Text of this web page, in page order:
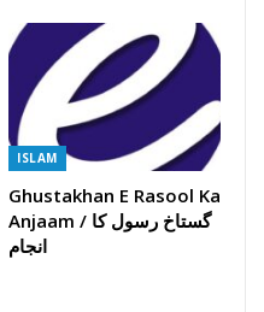
ISLAM
Ghustakhan E Rasool Ka
Anjaam / گستاخ رسول کا
انجام